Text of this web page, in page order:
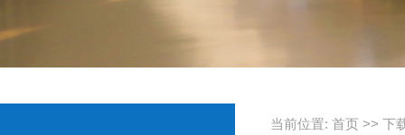
当前位置: 首页 >> 下